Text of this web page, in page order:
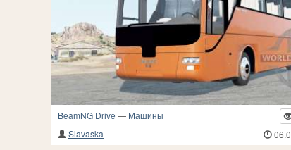
BeamNG Drive — Машины
Slavaska